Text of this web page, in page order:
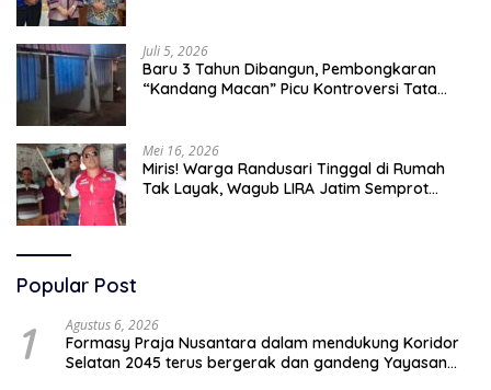
Juli 5, 2026
Baru 3 Tahun Dibangun, Pembongkaran
“Kandang Macan” Picu Kontroversi Tata
Mei 16, 2026
Miris! Warga Randusari Tinggal di Rumah
Tak Layak, Wagub LIRA Jatim Semprot
Popular Post
1 Agustus 6, 2026
Formasy Praja Nusantara dalam mendukung Koridor
Selatan 2045 terus bergerak dan gandeng Yayasan